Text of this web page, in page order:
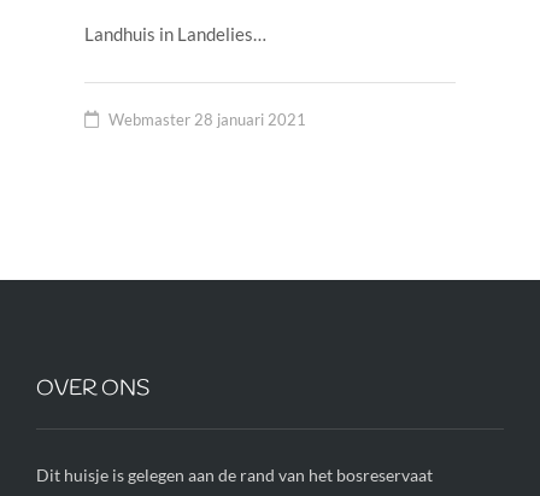
Landhuis in Landelies…
Webmaster 28 januari 2021
OVER ONS
Dit huisje is gelegen aan de rand van het bosreservaat